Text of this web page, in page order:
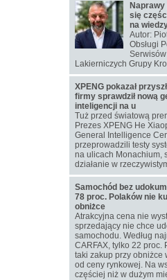
się
na
Autor:
Obsługi
Lakierniczych Grupy
XPENG pokazał
firmy sprawdził nową
inteligencji na u
Tuż przed światową
Prezes XPENG He
General Intelligence
przeprowadzili testy
na ulicach Monachium,
działanie w
Samochód bez
78 proc. Polaków nie
obniżce
Atrakcyjna cena nie
sprzedający nie chce
samochodu. Według
CARFAX, tylko 22 proc.
taki zakup przy obniżce
od ceny rynkowej. Na
częściej niż w dużym